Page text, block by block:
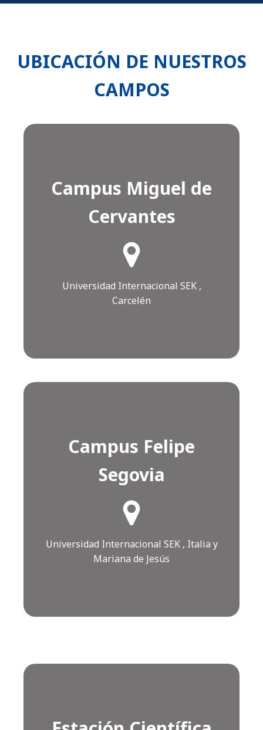
UBICACIÓN DE NUESTROS
CAMPOS
Campus Miguel de
Cervantes
Universidad Internacional SEK ,
Carcelén
¿Cómo llegar?
Click AQUÍ
Campus Felipe
Segovia
Universidad Internacional SEK , Italia y
Mariana de Jesús
¿Cómo llegar?
Click AQUÍ